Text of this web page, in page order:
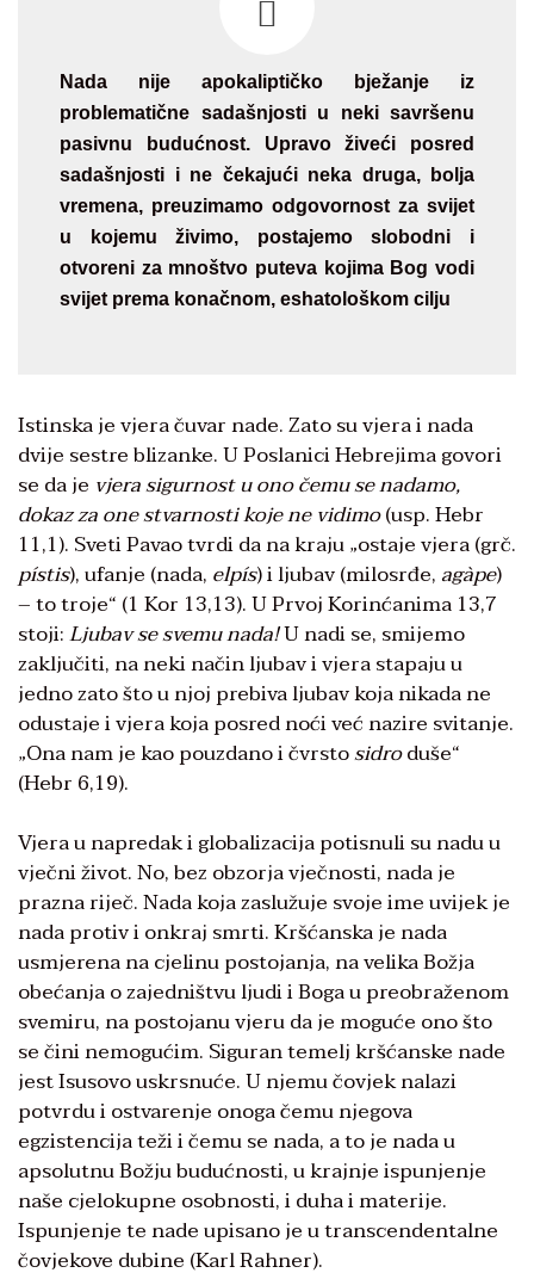
Nada nije apokaliptičko bježanje iz
problematične sadašnjosti u neki savršenu
pasivnu budućnost. Upravo živeći posred
sadašnjosti i ne čekajući neka druga, bolja
vremena, preuzimamo odgovornost za svijet
u kojemu živimo, postajemo slobodni i
otvoreni za mnoštvo puteva kojima Bog vodi
svijet prema konačnom, eshatološkom cilju
Istinska je vjera čuvar nade. Zato su vjera i nada
dvije sestre blizanke. U Poslanici Hebrejima govori
se da je vjera sigurnost u ono čemu se nadamo,
dokaz za one stvarnosti koje ne vidimo(usp. Hebr
11,1). Sveti Pavao tvrdi da na kraju „ostaje vjera (grč.
pístis), ufanje (nada, elpís) i ljubav (milosrđe, agàpe)
– to troje“ (1 Kor 13,13). U Prvoj Korinćanima 13,7
stoji:Ljubav se svemu nada!U nadi se, smijemo
zaključiti, na neki način ljubav i vjera stapaju u
jedno zato što u njoj prebiva ljubav koja nikada ne
odustaje i vjera koja posred noći već nazire svitanje.
„Ona nam je kao pouzdano i čvrstosidroduše“
(Hebr 6,19).
Vjera u napredak i globalizacija potisnuli su nadu u
vječni život. No, bez obzorja vječnosti, nada je
prazna riječ. Nada koja zaslužuje svoje ime uvijek je
nada protiv i onkraj smrti. Kršćanska je nada
usmjerena na cjelinu postojanja, na velika Božja
obećanja o zajedništvu ljudi i Boga u preobraženom
svemiru, na postojanu vjeru da je moguće ono što
se čini nemogućim. Siguran temelj kršćanske nade
jest Isusovo uskrsnuće. U njemu čovjek nalazi
potvrdu i ostvarenje onoga čemu njegova
egzistencija teži i čemu se nada, a to je nada u
apsolutnu Božju budućnosti, u krajnje ispunjenje
naše cjelokupne osobnosti, i duha i materije.
Ispunjenje te nade upisano je u transcendentalne
čovjekove dubine (Karl Rahner).